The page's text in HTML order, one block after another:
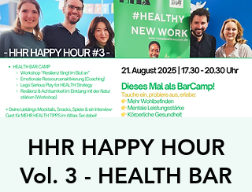
HHR HAPPY HOUR
Vol. 3 - HEALTH BAR